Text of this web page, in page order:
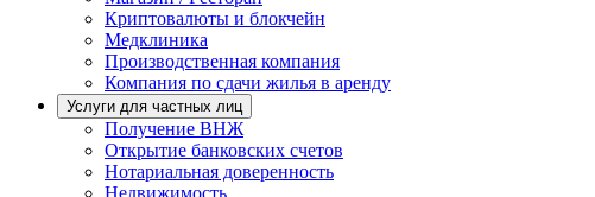
Криптовалюты и блокчейн
Медклиника
Производственная компания
Компания по сдачи жилья в аренду
Услуги для частных лиц
Получение ВНЖ
Открытие банковских счетов
Нотариальная доверенность
Недвижимость